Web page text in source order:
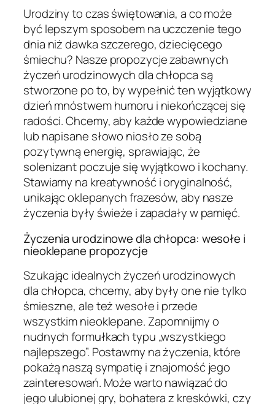
Urodziny to czas świętowania, a co może
być lepszym sposobem na uczczenie tego
dnia niż dawka szczerego, dziecięcego
śmiechu? Nasze propozycje zabawnych
życzeń urodzinowych dla chłopca są
stworzone po to, by wypełnić ten wyjątkowy
dzień mnóstwem humoru i niekończącej się
radości. Chcemy, aby każde wypowiedziane
lub napisane słowo niosło ze sobą
pozytywną energię, sprawiając, że
solenizant poczuje się wyjątkowo i kochany.
Stawiamy na kreatywność i oryginalność,
unikając oklepanych frazesów, aby nasze
życzenia były świeże i zapadały w pamięć.
Życzenia urodzinowe dla chłopca: wesołe i
nieoklepane propozycje
Szukając idealnych życzeń urodzinowych
dla chłopca, chcemy, aby były one nie tylko
śmieszne, ale też wesołe i przede
wszystkim nieoklepane. Zapomnijmy o
nudnych formułkach typu „wszystkiego
najlepszego”. Postawmy na życzenia, które
pokażą naszą sympatię i znajomość jego
zainteresowań. Może warto nawiązać do
jego ulubionej gry, bohatera z kreskówki, czy